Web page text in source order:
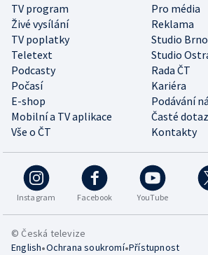
TV program
Pro média
Živé vysílání
Reklama
TV poplatky
Studio Brno
Teletext
Studio
Podcasty
Rada ČT
Počasí
Kariéra
E-shop
Podávání
Mobilní a TV aplikace
Časté
Vše o ČT
Kontakty
Instagram Facebook YouTube
© Česká televize
English•Ochrana soukromí•Přístupnost